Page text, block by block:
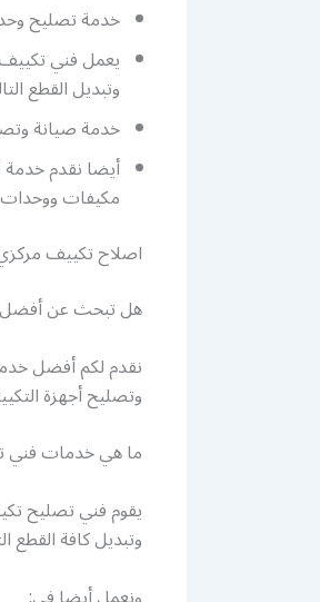
خدمة تصليح
يعمل فني تكييف
وتبديل القطع
خدمة صيانة
أيضا نقدم خدمة
مكيفات
اصلاح تكييف
هل تبحث عن أفضل
نقدم لكم أفضل
وتصليح أجهزة
ما هي خدمات فني
يقوم فني تصليح
وتبديل كافة القطع